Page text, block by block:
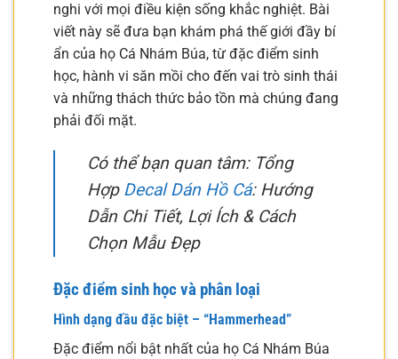
nghi với mọi điều kiện sống khắc nghiệt. Bài
viết này sẽ đưa bạn khám phá thế giới đầy bí
ẩn của họ Cá Nhám Búa, từ đặc điểm sinh
học, hành vi săn mồi cho đến vai trò sinh thái
và những thách thức bảo tồn mà chúng đang
phải đối mặt.
Có thể bạn quan tâm: Tổng
Hợp Decal Dán Hồ Cá: Hướng
Dẫn Chi Tiết, Lợi Ích & Cách
Chọn Mẫu Đẹp
Đặc điểm sinh học và phân loại
Hình dạng đầu đặc biệt – “Hammerhead”
Đặc điểm nổi bật nhất của họ Cá Nhám Búa